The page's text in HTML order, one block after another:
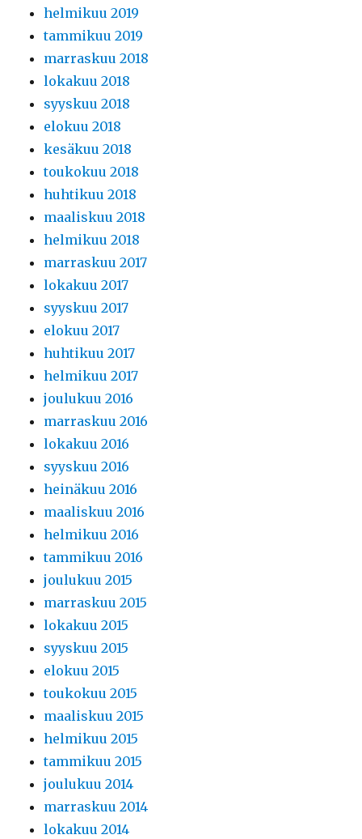
helmikuu 2019
tammikuu 2019
marraskuu 2018
lokakuu 2018
syyskuu 2018
elokuu 2018
kesäkuu 2018
toukokuu 2018
huhtikuu 2018
maaliskuu 2018
helmikuu 2018
marraskuu 2017
lokakuu 2017
syyskuu 2017
elokuu 2017
huhtikuu 2017
helmikuu 2017
joulukuu 2016
marraskuu 2016
lokakuu 2016
syyskuu 2016
heinäkuu 2016
maaliskuu 2016
helmikuu 2016
tammikuu 2016
joulukuu 2015
marraskuu 2015
lokakuu 2015
syyskuu 2015
elokuu 2015
toukokuu 2015
maaliskuu 2015
helmikuu 2015
tammikuu 2015
joulukuu 2014
marraskuu 2014
lokakuu 2014